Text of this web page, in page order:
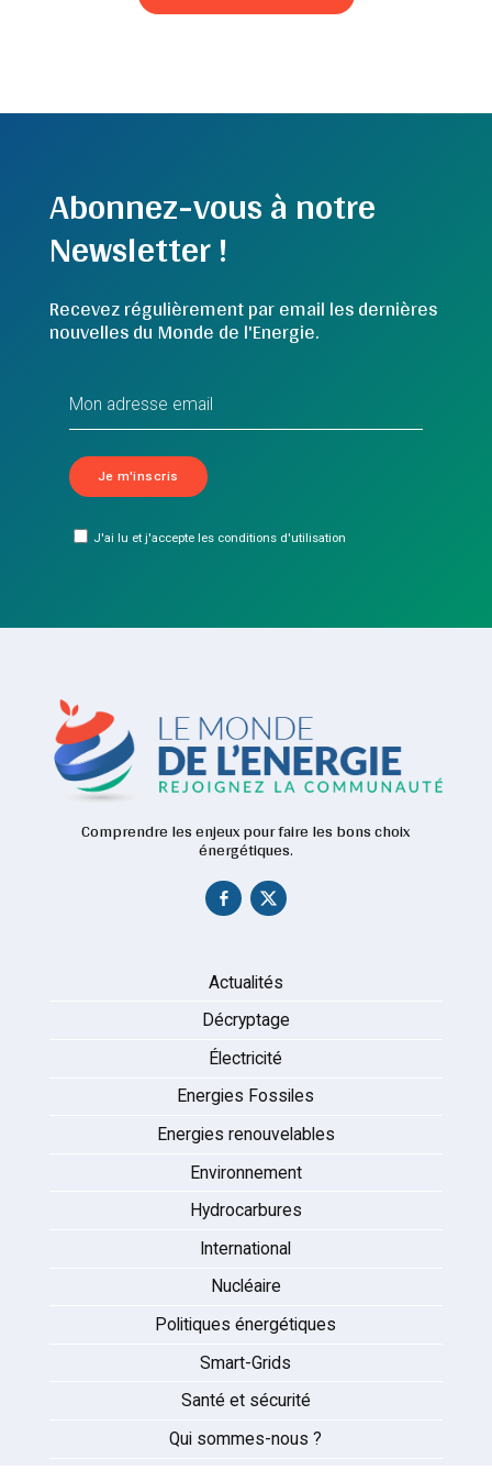
Abonnez-vous à notre
Newsletter !
Recevez régulièrement par email les dernières
nouvelles du Monde de l'Energie.
J'ai lu et j'accepte les conditions d'utilisation
Comprendre les enjeux pour faire les bons choix
énergétiques.
Actualités
Décryptage
Électricité
Energies Fossiles
Energies renouvelables
Environnement
Hydrocarbures
International
Nucléaire
Politiques énergétiques
Smart-Grids
Santé et sécurité
Qui sommes-nous ?